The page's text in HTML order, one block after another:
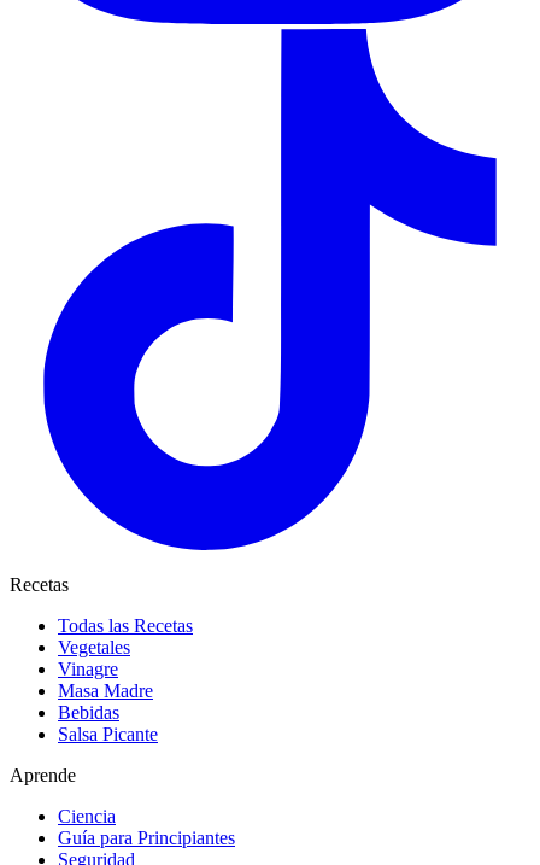
Recetas
Todas las Recetas
Vegetales
Vinagre
Masa Madre
Bebidas
Salsa Picante
Aprende
Ciencia
Guía para Principiantes
Seguridad